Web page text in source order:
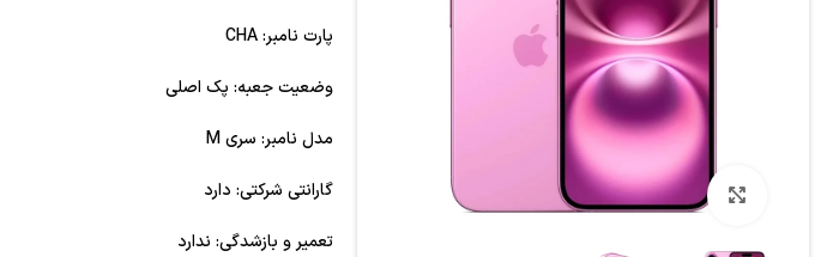
بزرگنمایی تصویر
پارت نامبر: CHA
وضعیت جعبه: پک اصلی
مدل نامبر: سری M
گارانتی شرکتی: دارد
تعمیر و بازشدگی: ندارد